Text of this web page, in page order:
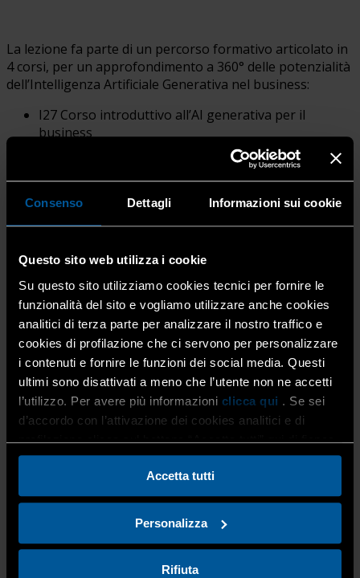
Consenso Dettagli Informazioni sui cookie
Questo sito web utilizza i cookie
Su questo sito utilizziamo cookies tecnici per fornire le
funzionalità del sito e vogliamo utilizzare anche cookies
analitici di terza parte per analizzare il nostro traffico e
cookies di profilazione che ci servono per personalizzare
i contenuti e fornire le funzioni dei social media. Questi
ultimi sono disattivati a meno che l’utente non ne accetti
l’utilizzo. Per avere più informazioni clicca qui . Se sei
d’accordo con l’attivazione dei cookies analitici e di
profilazione clicca sul bottone “Accetta tutti” qui di fianco.
Accetta tutti
Personalizza
Rifiuta
La lezione fa parte di un percorso formativo articolato in
4 corsi, per un approfondimento a 360° delle potenzialità
dell’Intelligenza Artificiale Generativa nel business:
I27 Corso introduttivo all’AI generativa per il
business
I28 Genera testi efficaci con l’Intelligenza Artificiale
I29 L’intelligenza Artificiale al servizio della Tua
Creatività con immagini e comunicazioni efficaci
I30 L’AI per il business artigiano: aumenta la tua
produttività
Il corso rientra nelle agevolazioni previste dal PNRR
con sconto diretto in fattura pari alla copertura del
100% dei costi per Piccole Aziende IVA esclusa, entro i
limiti consentiti per azienda.
Il corso è infatti realizzato nell’ambito del progetto
M.I.A. Lombardia (Lombardia Manufacturing
fondi del PNRR, che promuove un approccio
l’erogazione di una gamma di servizi di digitalizzazione e
formazione alle aziende lombarde: un’opportunità,
quindi, anche per le imprese bergamasche associate a
sviluppo di progetti di innovazione.